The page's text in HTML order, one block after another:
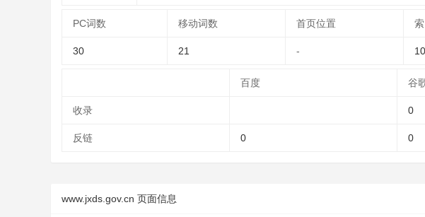
PC词数 移动词数 首页位置 索
30 21 -
百度 谷
收录 0
反链 0 0
www.jxds.gov.cn 页面信息